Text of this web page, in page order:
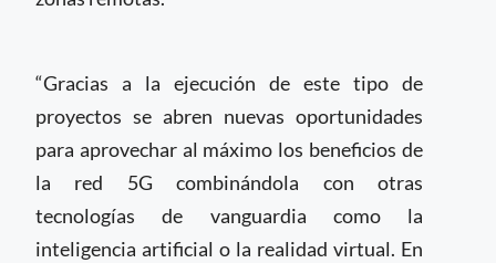
“Gracias a la ejecución de este tipo de
proyectos se abren nuevas oportunidades
para aprovechar al máximo los beneficios de
la red 5G combinándola con otras
tecnologías de vanguardia como la
inteligencia artificial o la realidad virtual. En